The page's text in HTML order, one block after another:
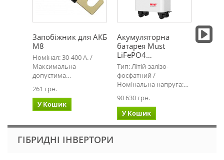
Запобіжник для АКБ
М8
Номінал: 30-400 А. /
Максимальна
допустима…
261 грн.
У Кошик
Акумуляторна
батарея Must
LiFePO4…
Тип: Літій-залізо-
фосфатний /
Номінальна напруга:…
90 630 грн.
У Кошик
для
ГІБРИДНІ ІНВЕРТОРИ